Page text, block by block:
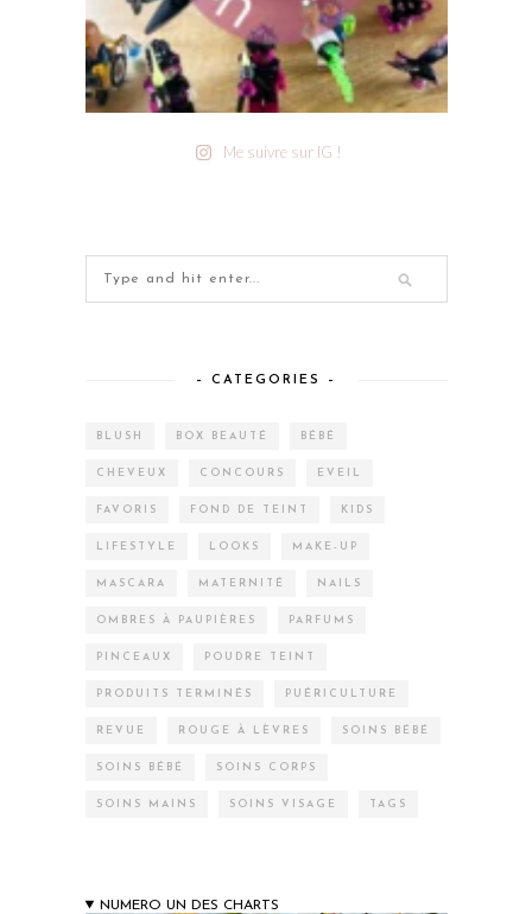
Me suivre sur IG !
– CATEGORIES –
BLUSH BOX BEAUTÉ BÉBÉ
CHEVEUX CONCOURS EVEIL
FAVORIS FOND DE TEINT KIDS
LIFESTYLE LOOKS MAKE-UP
MASCARA MATERNITÉ NAILS
OMBRES À PAUPIÈRES PARFUMS
PINCEAUX POUDRE TEINT
PRODUITS TERMINÉS PUÉRICULTURE
REVUE ROUGE À LÈVRES SOINS BÉBÉ
SOINS BÉBÉ SOINS CORPS
SOINS MAINS SOINS VISAGE TAGS
NUMERO UN DES CHARTS